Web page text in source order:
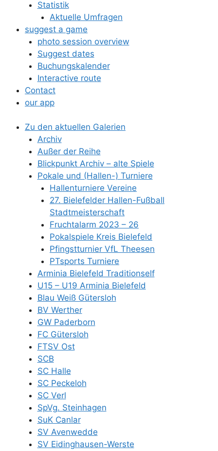
Statistik
Aktuelle Umfragen
suggest a game
photo session overview
Suggest dates
Buchungskalender
Interactive route
Contact
our app
Zu den aktuellen Galerien
Archiv
Außer der Reihe
Blickpunkt Archiv – alte Spiele
Pokale und (Hallen-) Turniere
Hallenturniere Vereine
27. Bielefelder Hallen-Fußball
Stadtmeisterschaft
Fruchtalarm 2023 – 26
Pokalspiele Kreis Bielefeld
Pfingstturnier VfL Theesen
PTsports Turniere
Arminia Bielefeld Traditionself
U15 – U19 Arminia Bielefeld
Blau Weiß Gütersloh
BV Werther
GW Paderborn
FC Gütersloh
FTSV Ost
SCB
SC Halle
SC Peckeloh
SC Verl
SpVg. Steinhagen
SuK Canlar
SV Avenwedde
SV Eidinghausen-Werste